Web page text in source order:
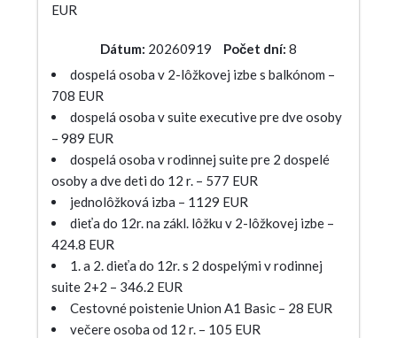
EUR
Dátum: 20260919 Počet dní: 8
dospelá osoba v 2-lôžkovej izbe s balkónom –
708 EUR
dospelá osoba v suite executive pre dve osoby
– 989 EUR
dospelá osoba v rodinnej suite pre 2 dospelé
osoby a dve deti do 12 r. – 577 EUR
jednolôžková izba – 1129 EUR
dieťa do 12r. na zákl. lôžku v 2-lôžkovej izbe –
424.8 EUR
1. a 2. dieťa do 12r. s 2 dospelými v rodinnej
suite 2+2 – 346.2 EUR
Cestovné poistenie Union A1 Basic – 28 EUR
večere osoba od 12 r. – 105 EUR